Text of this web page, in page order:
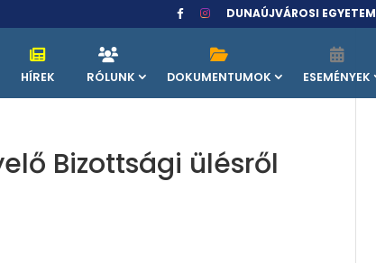
DUNAÚJVÁROSI EGYETEM
HÍREK RÓLUNK DOKUMENTUMOK ESEMÉNYEK
Bizottsági ülésről